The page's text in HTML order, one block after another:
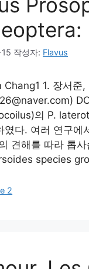
작성자: Flavus
Chang1 1. 장서
의 P.
였다. 여러 연구
견해를 따라 톱
species
2